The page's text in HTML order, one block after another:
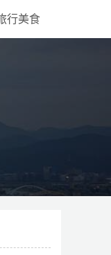
行美食